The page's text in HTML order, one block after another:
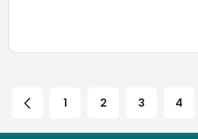
1 2 3 4